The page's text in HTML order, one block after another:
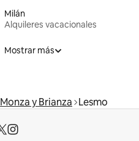
Milán
Alquileres vacacionales
Mostrar más
Monza y Brianza Lesmo